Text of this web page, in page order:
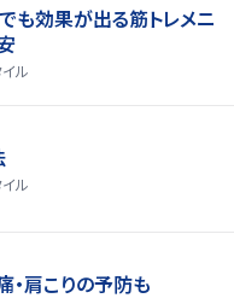
も効果が出る筋トレメニ
ル
ル
・肩こりの予防も